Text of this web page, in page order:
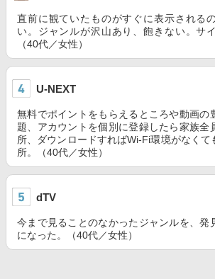
直前に観ていたものがすぐに表示される
い。ジャンルが沢山あり、飽きない。サ
（40代／女性）
U-NEXT
無料でポイントをもらえるところや動画の
題、アカウントを個別に登録したら家族全
所、ダウンロードすればWi-Fi環境がなくて
所。（40代／女性）
dTV
今まで見ることのなかったジャンルを、発
になった。（40代／女性）